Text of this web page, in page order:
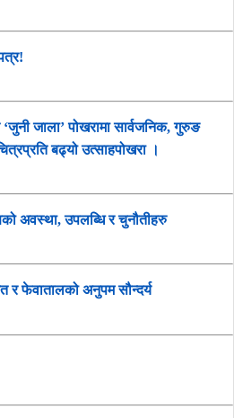
जाला’ पोखरामा सार्वजनिक, गुरुङ
बढ्यो उत्साहपोखरा ।
अवस्था, उपलब्धि र चुनौतीहरु
र फेवातालको अनुपम सौन्दर्य